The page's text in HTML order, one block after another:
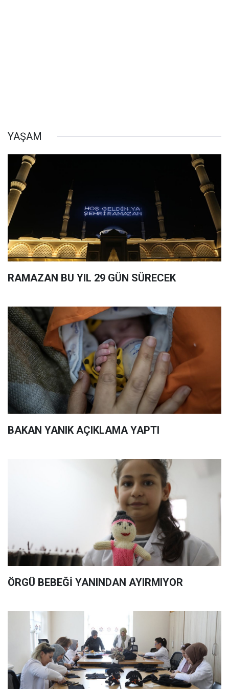
YAŞAM
RAMAZAN BU YIL 29 GÜN SÜRECEK
BAKAN YANIK AÇIKLAMA YAPTI
ÖRGÜ BEBEĞİ YANINDAN AYIRMIYOR